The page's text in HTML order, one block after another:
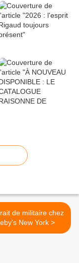
de militaire chez
Sotheby's New York >